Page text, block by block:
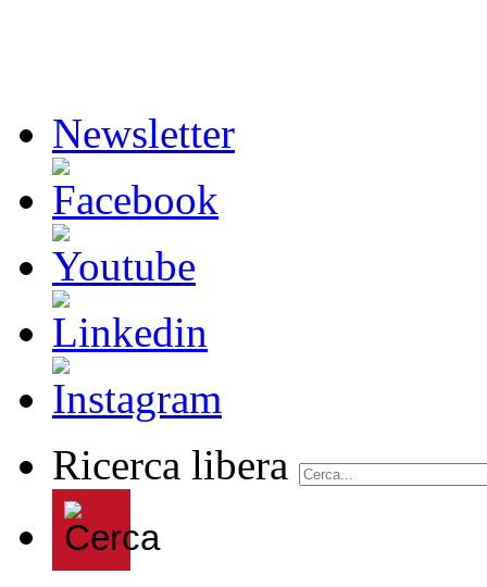
Newsletter
Ricerca libera